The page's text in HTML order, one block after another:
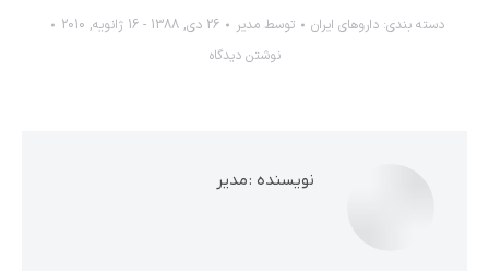
دسته بندی: داروهاي ايران توسط مدیر
26 دی, 1388 - 16 ژانویه, 2010
نوشتن دیدگاه
نویسنده :مدیر